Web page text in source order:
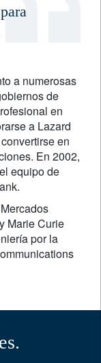
a numerosas
de
en
a Lazard
en
En 2002,
equipo de
Marie Curie
por la